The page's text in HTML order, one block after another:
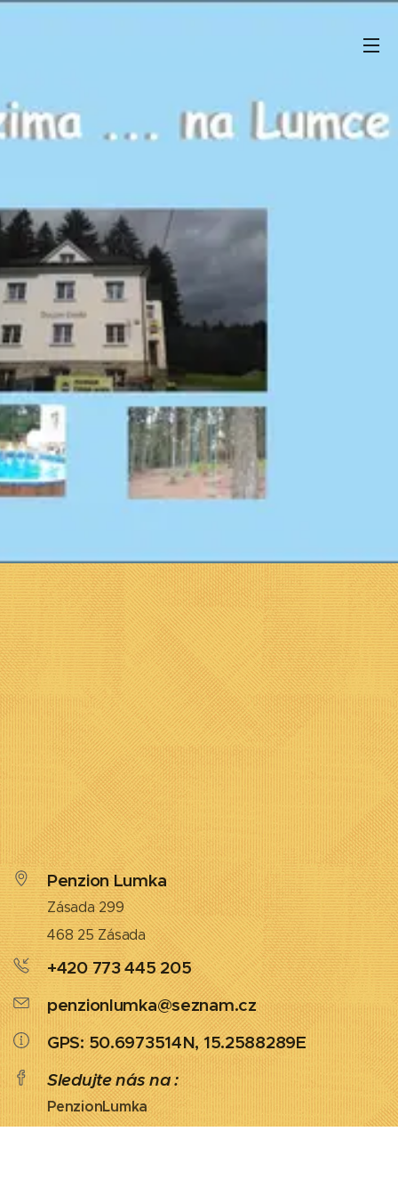
Penzion Lumka
Zásada 299
468 25 Zásada
+420 773 445 205
penzionlumka@seznam.cz
GPS: 50.6973514N, 15.2588289E
Sledujte nás na :
PenzionLumka